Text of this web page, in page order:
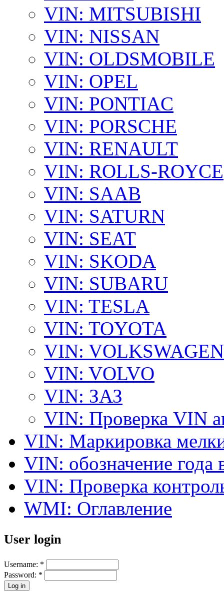
VIN: MITSUBISHI
VIN: NISSAN
VIN: OLDSMOBILE
VIN: OPEL
VIN: PONTIAC
VIN: PORSCHE
VIN: RENAULT
VIN: ROLLS-ROYCE
VIN: SAAB
VIN: SATURN
VIN: SEAT
VIN: SKODA
VIN: SUBARU
VIN: TESLA
VIN: TOYOTA
VIN: VOLKSWAGEN
VIN: VOLVO
VIN: ЗАЗ
VIN: Проверка VIN
VIN: Маркировка
VIN: обозначение года
VIN: Проверка
WMI: Оглавление
User login
Username: *
Password: *